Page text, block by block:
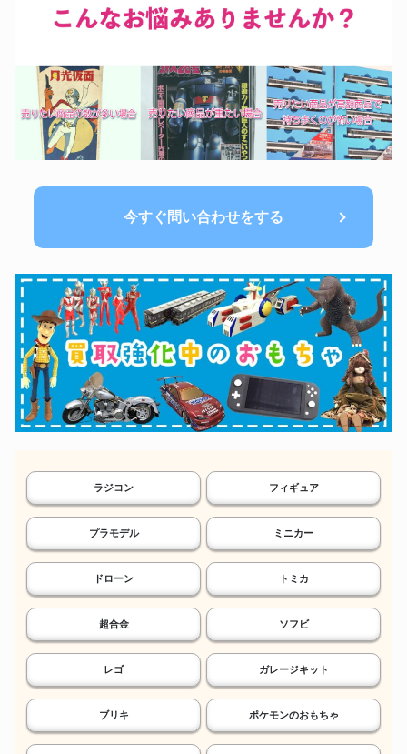
今すぐ問い合わせをする
ラジコン フィギュア
プラモデル ミニカー
ドローン トミカ
超合金 ソフビ
レゴ ガレージキット
ブリキ ポケモンのおもちゃ